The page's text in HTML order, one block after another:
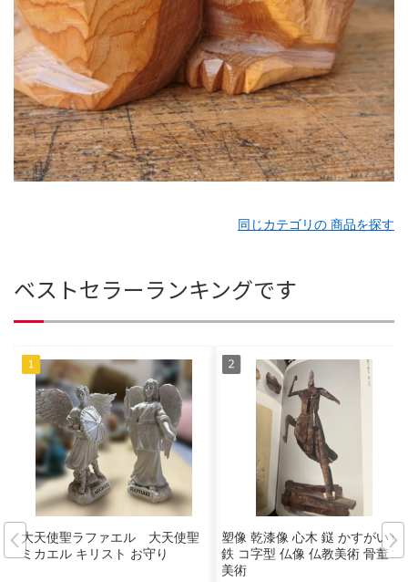
同じカテゴリの 商品を探す
ベストセラーランキングです
大天使聖ラファエル 大天使聖
ミカエル キリスト お守り
塑像 乾漆像 心木 鎹 かすがい 鍛
鉄 コ字型 仏像 仏教美術 骨董 古
美術